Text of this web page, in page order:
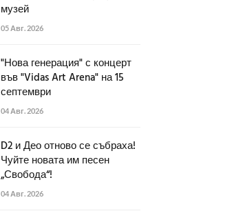
музей
05 Авг. 2026
"Нова генерация" с концерт
във "Vidas Art Arena" на 15
септември
04 Авг. 2026
D2 и Део отново се събраха!
Чуйте новата им песен
„Свобода“!
04 Авг. 2026